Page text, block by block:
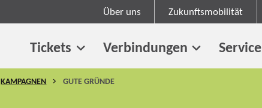
Über uns Zukunftsmobilität
Tickets Verbindungen Service
KAMPAGNEN GUTE GRÜNDE